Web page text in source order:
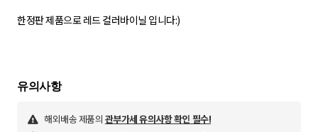
한정판 제품으로 레드 컬러바이닐 입니다:)
유의사항
해외배송 제품의 관부가세 유의사항 확인 필수!